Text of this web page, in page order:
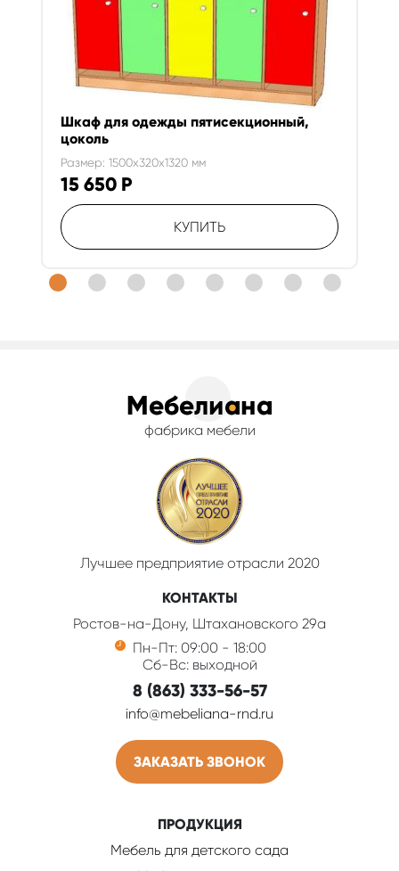
Шкаф для одежды пятисекционный,
цоколь
Размер: 1500x320x1320 мм
15 650 Р
КУПИТЬ
фабрика мебели
Лучшее предприятие отрасли 2020
КОНТАКТЫ
Ростов-на-Дону, Штахановского 29а
Пн-Пт: 09:00 - 18:00
Сб-Вс: выходной
8 (863) 333-56-57
info@mebeliana-rnd.ru
ЗАКАЗАТЬ ЗВОНОК
ПРОДУКЦИЯ
Мебель для детского сада